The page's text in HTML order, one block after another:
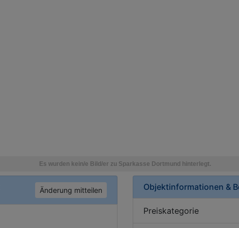
Änderung mitteilen Objektinformationen &
Preiskategorie